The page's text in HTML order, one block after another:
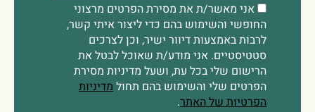
אני מאשר/ת את מסירת הפרטים מרצוני
החופשי והשימוש בהם כדי ליצור איתי קשר,
לרבות באמצעות דיוור ישיר, וכן לצרכים
סטטיסטיים. אני מודע/ת שאוכל לבטל את
הרישום שלי בכל עת, ושעל מדיניות מסירת
הפרטים שלי והשימוש בהם תחולמדיניות
הפרטיות של האתר.